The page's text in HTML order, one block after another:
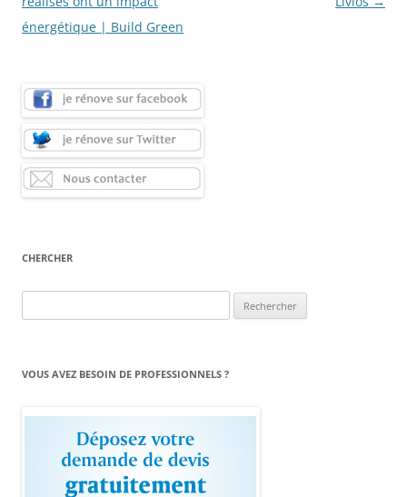
énergétique | Build Green
CHERCHER
VOUS AVEZ BESOIN DE PROFESSIONNELS ?